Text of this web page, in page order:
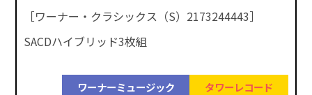
［ワーナー・クラシックス（S）2173244443］
SACDハイブリッド3枚組
ワーナーミュージック タワーレコード